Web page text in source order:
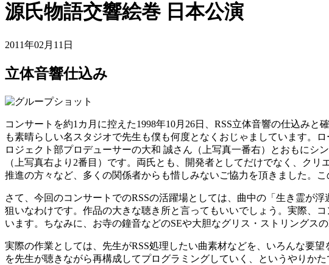
源氏物語交響絵巻 日本公演
2011年02月11日
立体音響仕込み
コンサートを約1カ月に控えた1998年10月26日、RSS立体音響の仕込み
も素晴らしい名スタジオで先生も僕も何度となくおじゃましています。
ロジェクト部プロデューサーの大和 誠さん（上写真一番右）とおもに
（上写真右より2番目）です。両氏とも、開発者としてだけでなく、ク
推進の方々など、多くの関係者からも惜しみないご協力を頂きました。
さて、今回のコンサートでのRSSの活躍場としては、曲中の「生き霊が
狙いなわけです。作品の大きな聴き所と言ってもいいでしょう。実際、
います。ちなみに、お寺の鐘音などのSEや大胆なグリス・ストリングス
実際の作業としては、先生がRSS処理したい曲素材などを、いろんな要
を先生が聴きながら再構成してプログラミングしていく、というやりか